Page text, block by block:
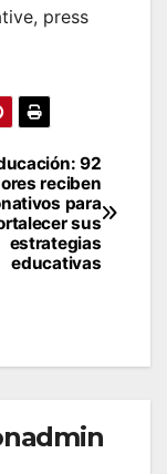
press
92
reciben
para
sus
estrategias
educativas